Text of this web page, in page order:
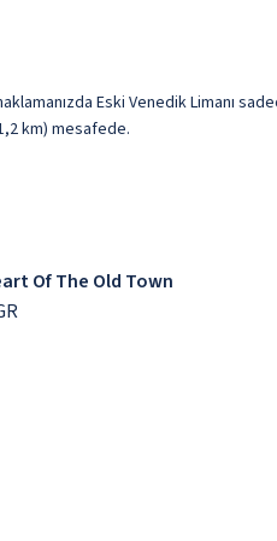
Eski Venedik Limanı
km) mesafede.
Of The Old Town